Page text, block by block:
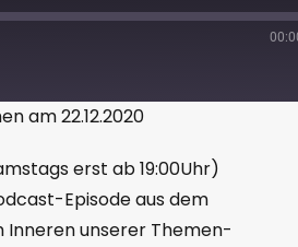
am 22.12.2020
erst ab 19:00Uhr)
Episode aus dem
Inneren unserer Themen-